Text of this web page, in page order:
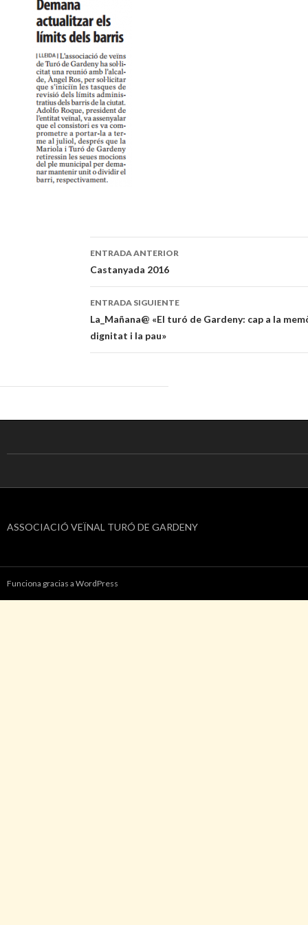
Navegación
de
entradas
ENTRADA ANTERIOR
Castanyada 2016
ENTRADA SIGUIENTE
La_Mañana@ «El turó de Gardeny: cap a la
dignitat i la pau»
ASSOCIACIÓ VEÏNAL TURÓ DE GARDENY
Funciona gracias a WordPress